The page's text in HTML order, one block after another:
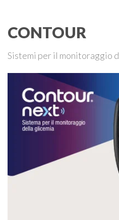
CONTOUR
Sistemi per il monitoraggio